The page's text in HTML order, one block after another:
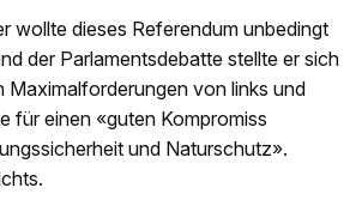
wollte dieses Referendum unbedingt
der Parlamentsdebatte stellte er sich
Maximalforderungen von links und
für einen «guten Kompromiss
und Naturschutz».